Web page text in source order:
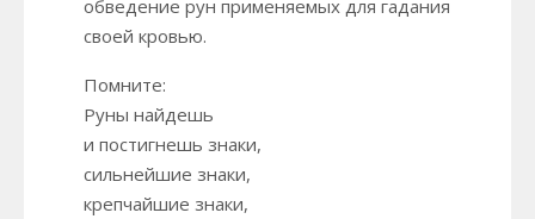
обведение рун применяемых для гадания
своей кровью.
Помните:
Руны найдешь
и постигнешь знаки,
сильнейшие знаки,
крепчайшие знаки,